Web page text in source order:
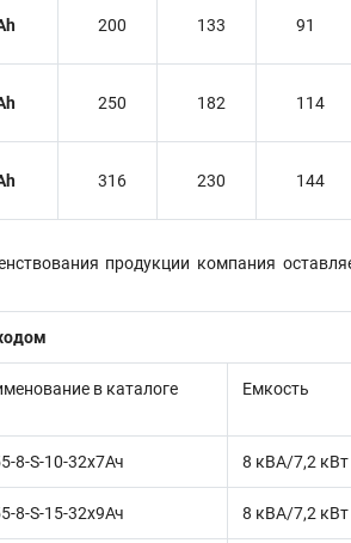
200 133 91
250 182 114
316 230 144
продукции компания
в каталоге Емкость
8-S-10-32x7Ач 8 кВА/7,2 кВт
8-S-15-32x9Ач 8 кВА/7,2 кВт